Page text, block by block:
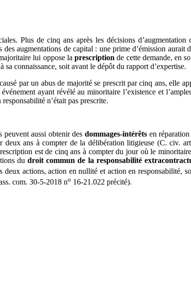
Plus de cinq ans après les décisions
augmentations de capital : une prime d’émission aurait
lui oppose laprescription de cette demande, en
connaissance, soit avant le dépôt du rapport d’expertise.
par un abus de majorité se prescrit par cinq ans, elle
ayant révélé au minoritaire l’existence et
n’était pas prescrite.
peuvent aussi obtenir desdommages-intérêts en
ans à compter de la délibération litigieuse (C. civ.
est de cinq ans à compter du jour où le
du droit commun de la responsabilité
deux actions, action en nullité et action en responsabilité,
com. 30-5-2018 no 16-21.022 précité).